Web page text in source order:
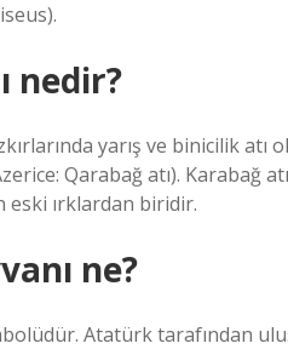
nedir?
yarış ve binicilik atı
Qarabağ atı). Karabağ
eski ırklardan biridir.
ne?
Atatürk tarafından